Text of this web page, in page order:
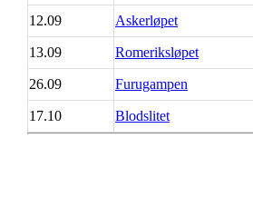
12.09 Askerløpet
13.09 Romeriksløpet
26.09 Furugampen
17.10 Blodslitet